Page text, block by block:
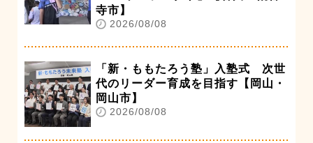
寺市】
2026/08/08
「新・ももたろう塾」入塾式 次世
代のリーダー育成を目指す【岡山・
岡山市】
2026/08/08